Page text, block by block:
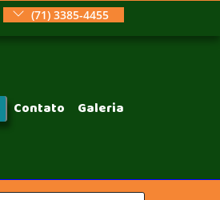
(71) 3385-4455
Contato Galeria